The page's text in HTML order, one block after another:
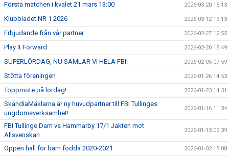
Första matchen i kvalet 21 mars 13:00 2026-03-20 15:13
Klubbladet NR 1 2026 2026-03-12 13:13
Erbjudande från vår partner 2026-02-27 12:55
Play It Forward 2026-02-20 15:49
SUPERLÖRDAG, NU SAMLAR VI HELA FBI! 2026-02-05 07:59
Stötta föreningen 2026-01-26 14:53
Toppmöte på lördag! 2026-01-23 14:31
SkandiaMäklarna är ny huvudpartner till FBI Tullinges
ungdomsverksamhet!
2026-01-16 11:34
FBI Tullinge Dam vs Hammarby 17/1 Jakten mot
Allsvenskan
2026-01-13 09:39
Öppen hall för barn födda 2020-2021 2026-01-02 15:08